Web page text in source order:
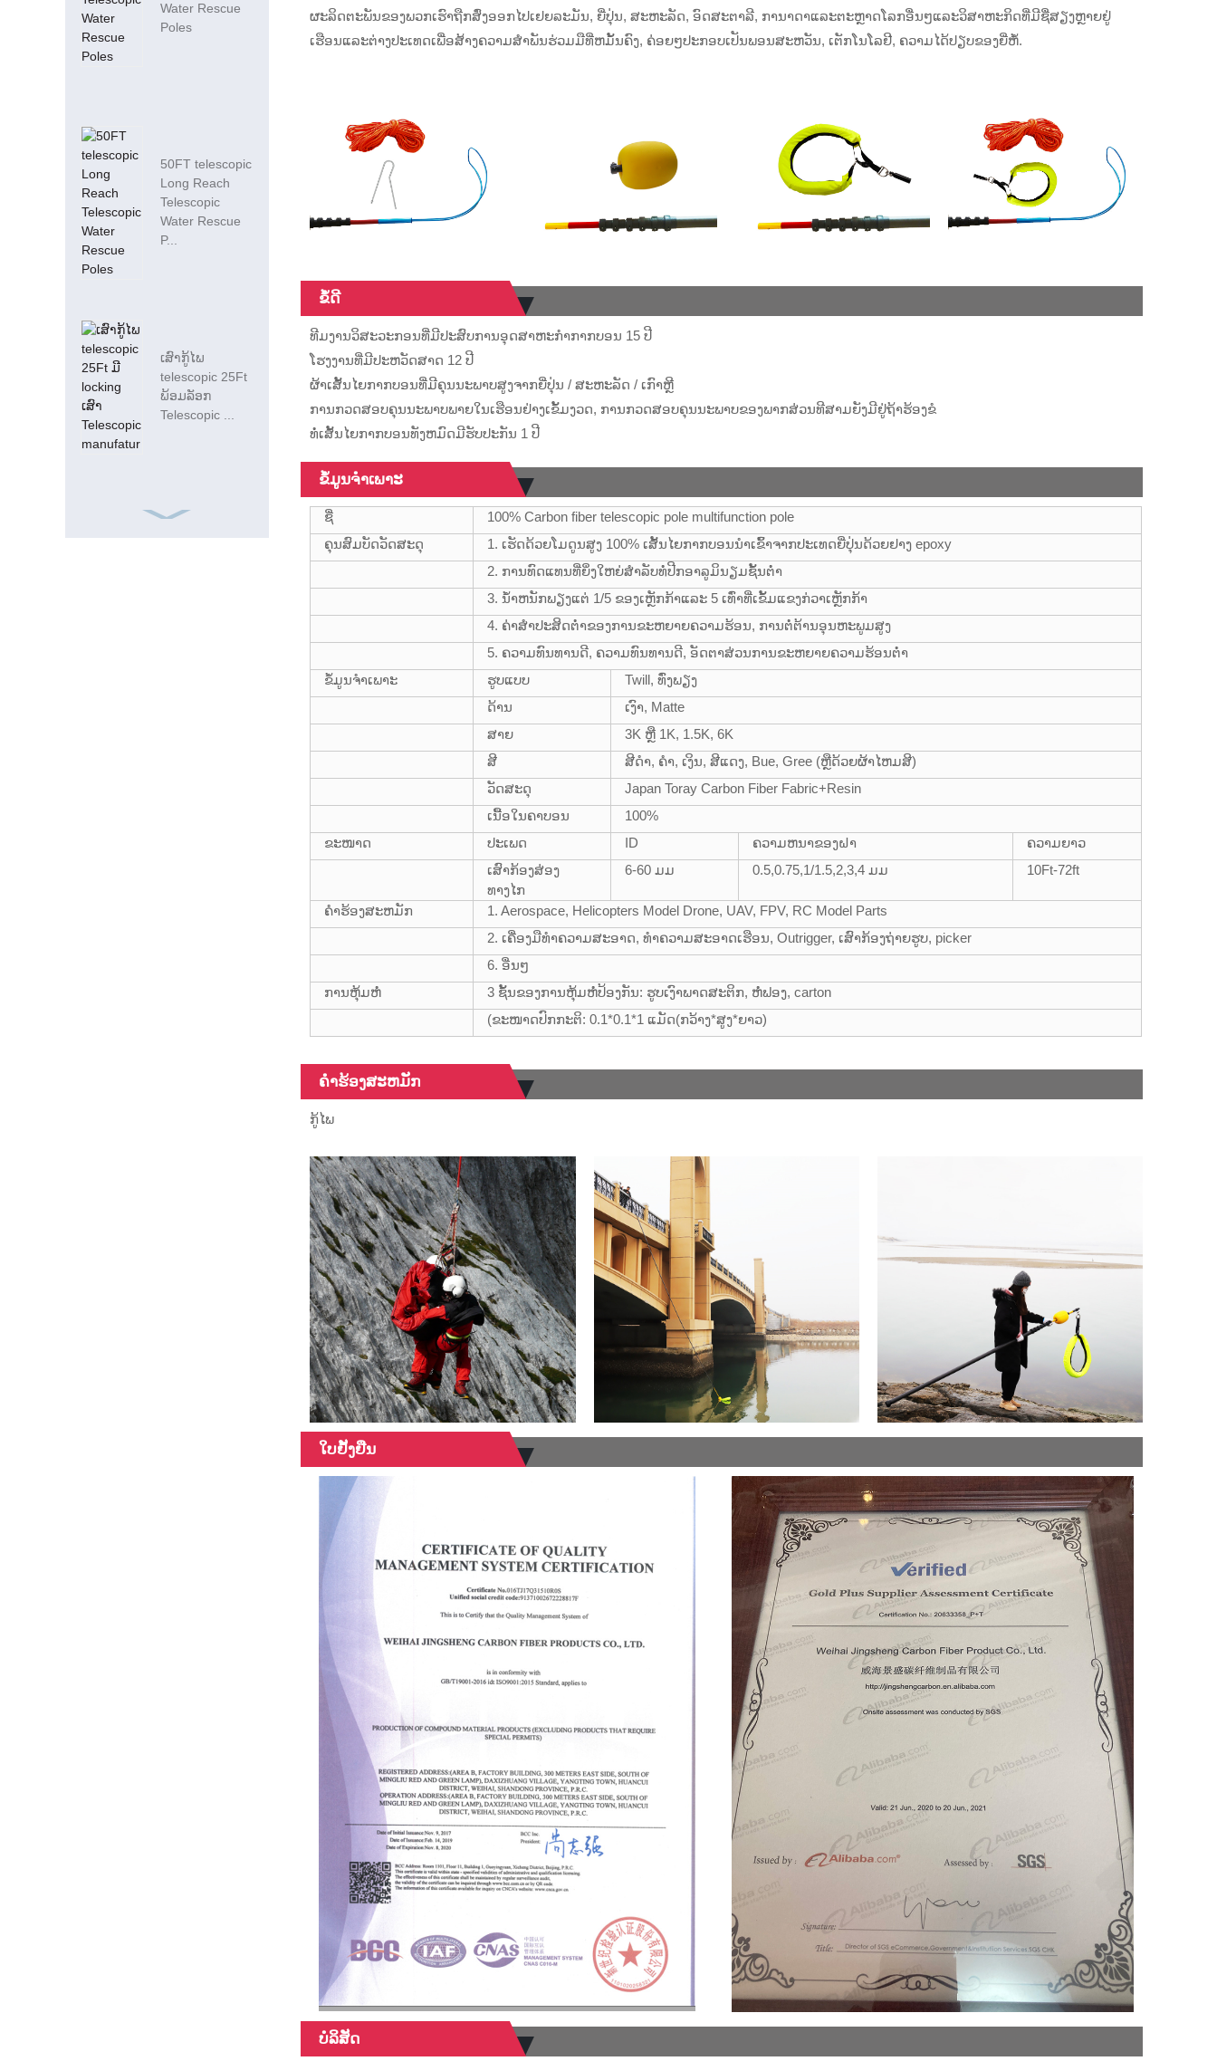
Water Rescue
Poles
50FT telescopic
Long Reach
Telescopic
Water Rescue
P...
ເສົາກູ້ໄພ
telescopic 25Ft
ພ້ອມລັອກ
Telescopic ...
ຜະລິດຕະພັນຂອງພວກເຮົາຖືກສົ່ງອອກໄປເຢຍລະມັນ, ຍີ່ປຸ່ນ, ສະຫະລັດ, ອົດສະຕາລີ, ການາດາແລະຕະຫຼາດໂລກອື່ນໆແລະວິສາຫະກິດທີ່ມີຊື່ສຽງຫຼາຍຢູ່
ເຮືອນແລະຕ່າງປະເທດເພື່ອສ້າງຄວາມສໍາພັນຮ່ວມມືທີ່ຫມັ້ນຄົງ, ຄ່ອຍໆປະກອບເປັນພອນສະຫວັນ, ເຕັກໂນໂລຢີ, ຄວາມໄດ້ປຽບຂອງຍີ່ຫໍ້.
ຂໍ້ດີ
ທີມງານວິສະວະກອນທີ່ມີປະສົບການອຸດສາຫະກໍາກາກບອນ 15 ປີ
ໂຮງງານທີ່ມີປະຫວັດສາດ 12 ປີ
ຜ້າເສັ້ນໄຍກາກບອນທີ່ມີຄຸນນະພາບສູງຈາກຍີ່ປຸ່ນ / ສະຫະລັດ / ເກົາຫຼີ
ການກວດສອບຄຸນນະພາບພາຍໃນເຮືອນຢ່າງເຂັ້ມງວດ, ການກວດສອບຄຸນນະພາບຂອງພາກສ່ວນທີສາມຍັງມີຢູ່ຖ້າຮ້ອງຂໍ
ທໍ່ເສັ້ນໄຍກາກບອນທັງຫມົດມີຮັບປະກັນ 1 ປີ
ຂໍ້ມູນຈໍາເພາະ
ຊື່
100% Carbon fiber telescopic pole multifunction pole
ຄຸນສົມບັດວັດສະດຸ
1. ເຮັດດ້ວຍໂມດູນສູງ 100% ເສັ້ນໄຍກາກບອນນໍາເຂົ້າຈາກປະເທດຍີ່ປຸ່ນດ້ວຍຢາງ epoxy
2. ການທົດແທນທີ່ຍິ່ງໃຫຍ່ສໍາລັບທໍ່ປີກອາລູມິນຽມຊັ້ນຕ່ໍາ
3. ນ້ໍາຫນັກພຽງແຕ່ 1/5 ຂອງເຫຼັກກ້າແລະ 5 ເທົ່າທີ່ເຂັ້ມແຂງກ່ວາເຫຼັກກ້າ
4. ຄ່າສໍາປະສິດຕ່ໍາຂອງການຂະຫຍາຍຄວາມຮ້ອນ, ການຕໍ່ຕ້ານອຸນຫະພູມສູງ
5. ຄວາມທົນທານດີ, ຄວາມທົນທານດີ, ອັດຕາສ່ວນການຂະຫຍາຍຄວາມຮ້ອນຕ່ໍາ
ຂໍ້ມູນຈໍາເພາະ
ຮູບແບບ
Twill, ທົ່ງພຽງ
ດ້ານ
ເງົາ, Matte
ສາຍ
3K ຫຼື 1K, 1.5K, 6K
ສີ
ສີດໍາ, ຄໍາ, ເງິນ, ສີແດງ, Bue, Gree (ຫຼືດ້ວຍຜ້າໄຫມສີ)
ວັດສະດຸ
Japan Toray Carbon Fiber Fabric+Resin
ເນື້ອໃນຄາບອນ
100%
ຂະໜາດ
ປະເພດ ID ຄວາມຫນາຂອງຝາ
ຄວາມຍາວ
ເສົາກ້ອງສ່ອງ
ທາງໄກ
6-60 ມມ 0.5,0.75,1/1.5,2,3,4 ມມ 10Ft-72ft
ຄໍາຮ້ອງສະຫມັກ
1. Aerospace, Helicopters Model Drone, UAV, FPV, RC Model Parts
2. ເຄື່ອງມືທໍາຄວາມສະອາດ, ທໍາຄວາມສະອາດເຮືອນ, Outrigger, ເສົາກ້ອງຖ່າຍຮູບ, picker
6. ອື່ນໆ
ການຫຸ້ມຫໍ່
3 ຊັ້ນຂອງການຫຸ້ມຫໍ່ປ້ອງກັນ: ຮູບເງົາພາດສະຕິກ, ຫໍ່ຟອງ, carton
(ຂະໜາດປົກກະຕິ: 0.1*0.1*1 ແມັດ(ກວ້າງ*ສູງ*ຍາວ)
ຄໍາຮ້ອງສະຫມັກ
ກູ້ໄພ
ໃບຢັ້ງຢືນ
ບໍລິສັດ